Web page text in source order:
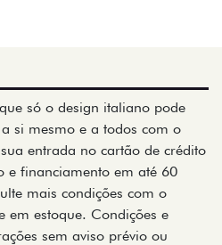
só o design italiano pode
si mesmo e a todos com o
entrada no cartão de crédito
e financiamento em até 60
mais condições com o
em estoque. Condições e
sem aviso prévio ou